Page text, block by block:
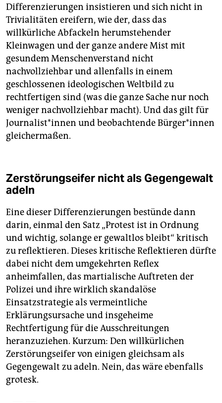
Differenzierungen insistieren und sich nicht in
Trivialitäten ereifern, wie der, dass das
willkürliche Abfackeln herumstehender
Kleinwagen und der ganze andere Mist mit
gesundem Menschenverstand nicht
nachvollziehbar und allenfalls in einem
geschlossenen ideologischen Weltbild zu
rechtfertigen sind (was die ganze Sache nur noch
weniger nachvollziehbar macht). Und das gilt für
Journalist*innen und beobachtende Bürger*innen
gleichermaßen.
Zerstörungseifer nicht als Gegengewalt
adeln
Eine dieser Differenzierungen bestünde dann
darin, einmal den Satz „Protest ist in Ordnung
und wichtig, solange er gewaltlos bleibt“ kritisch
zu reflektieren. Dieses kritische Reflektieren dürfte
dabei nicht dem umgekehrten Reflex
anheimfallen, das martialische Auftreten der
Polizei und ihre wirklich skandalöse
Einsatzstrategie als vermeintliche
Erklärungsursache und insgeheime
Rechtfertigung für die Ausschreitungen
heranzuziehen. Kurzum: Den willkürlichen
Zerstörungseifer von einigen gleichsam als
Gegengewalt zu adeln. Nein, das wäre ebenfalls
grotesk.